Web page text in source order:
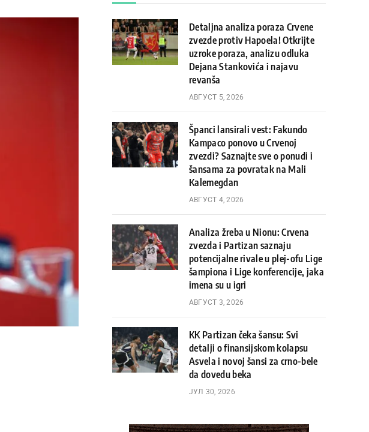
Detaljna analiza poraza Crvene
zvezde protiv Hapoela! Otkrijte
uzroke poraza, analizu odluka
Dejana Stankovića i najavu
revanša
АВГУСТ 5, 2026
Španci lansirali vest: Fakundo
Kampaco ponovo u Crvenoj
zvezdi? Saznajte sve o ponudi i
šansama za povratak na Mali
Kalemegdan
АВГУСТ 4, 2026
Analiza žreba u Nionu: Crvena
zvezda i Partizan saznaju
potencijalne rivale u plej-ofu Lige
šampiona i Lige konferencije, jaka
imena su u igri
АВГУСТ 3, 2026
KK Partizan čeka šansu: Svi
detalji o finansijskom kolapsu
Asvela i novoj šansi za crno-bele
da dovedu beka
ЈУЛ 30, 2026